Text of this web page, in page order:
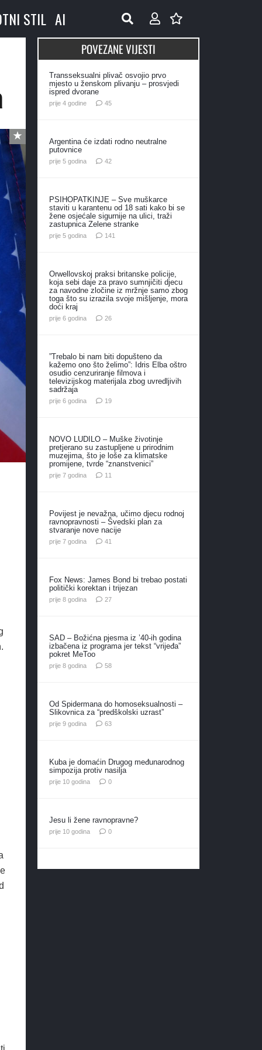
STIL AI
POVEZANE VIJESTI
Transseksualni plivač osvojio prvo
mjesto u ženskom plivanju – prosvjedi
ispred dvorane
prije 4 godine 45komentara
Argentina će izdati rodno neutralne
putovnice
prije 5 godina 42komentara
PSIHOPATKINJE – Sve muškarce
staviti u karantenu od 18 sati kako bi se
žene osjećale sigurnije na ulici, traži
zastupnica Zelene stranke
prije 5 godina 141
Orwellovskoj praksi britanske policije,
koja sebi daje za pravo sumnjičiti djecu
za navodne zločine iz mržnje samo zbog
toga što su izrazila svoje mišljenje, mora
doći kraj
prije 6 godina 26komentara
”Trebalo bi nam biti dopušteno da
kažemo ono što želimo”: Idris Elba oštro
osudio cenzuriranje filmova i
televizijskog materijala zbog uvredljivih
sadržaja
prije 6 godina 19komentara
NOVO LUDILO – Muške životinje
pretjerano su zastupljene u prirodnim
muzejima, što je loše za klimatske
promijene, tvrde “znanstvenici”
prije 7 godina 11
Povijest je nevažna, učimo djecu rodnoj
ravnopravnosti – Švedski plan za
stvaranje nove nacije
prije 7 godina 41
Fox News: James Bond bi trebao postati
politički korektan i trijezan
prije 8 godina 27komentara
SAD – Božićna pjesma iz ’40-ih godina
izbačena iz programa jer tekst “vrijeđa”
pokret MeToo
prije 8 godina 58komentara
Od Spidermana do homoseksualnosti –
Slikovnica za “predškolski uzrast”
prije 9 godina 63komentara
Kuba je domaćin Drugog međunarodnog
simpozija protiv nasilja
prije 10 godina 0
Jesu li žene ravnopravne?
prije 10 godina 0